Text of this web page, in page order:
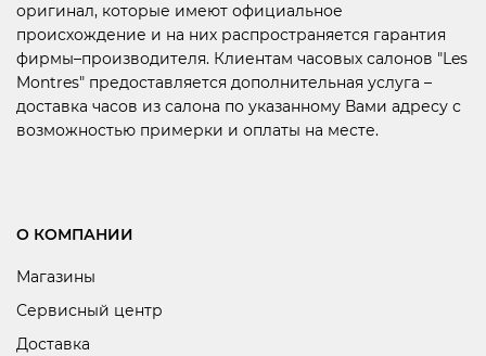
оригинал, которые имеют официальное
происхождение и на них распространяется гарантия
фирмы–производителя. Клиентам часовых салонов "Les
Montres" предоставляется дополнительная услуга –
доставка часов из салона по указанному Вами адресу с
возможностью примерки и оплаты на месте.
О КОМПАНИИ
Магазины
Сервисный центр
Доставка